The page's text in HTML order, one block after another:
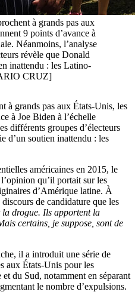
à grands pas aux
9 points d’avance à
Néanmoins, l’analyse
révèle que Donald
inattendu : les Latino-
CRUZ]
à grands pas aux États-Unis, les
à Joe Biden à l’échelle
différents groupes d’électeurs
d’un soutien inattendu : les
américaines en 2015, le
qu’il portait sur les
d’Amérique latine. À
de candidature que les
la drogue. Ils apportent la
certains, je suppose, sont de
il a introduit une série de
aux États-Unis pour les
du Sud, notamment en séparant
le nombre d’expulsions.